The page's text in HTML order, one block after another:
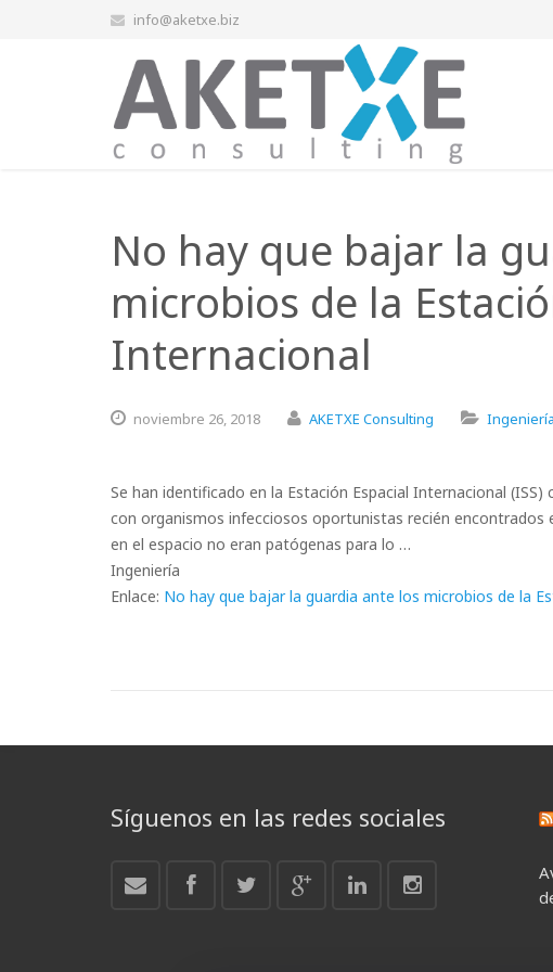
info@aketxe.biz
No hay que bajar la
microbios de la
Internacional
noviembre 26, 2018 AKETXE Consulting Ingeniería
Se han identificado en la Estación Espacial Internacional
con organismos infecciosos oportunistas recién encontrados
en el espacio no eran patógenas para lo …
Ingeniería
Enlace: No hay que bajar la guardia ante los microbios de la
Síguenos en las redes sociales